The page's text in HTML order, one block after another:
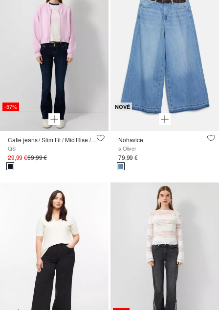
-57%
Catie jeans / Slim Fit / Mid Rise / Bootcut Leg
QS
29,99 €69,99 €
NOVÉ
Nohavice
s.Oliver
79,99 €